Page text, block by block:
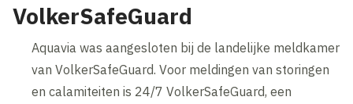
VolkerSafeGuard
Aquavia was aangesloten bij de landelijke meldkamer
van VolkerSafeGuard. Voor meldingen van storingen
en calamiteiten is 24/7 VolkerSafeGuard, een